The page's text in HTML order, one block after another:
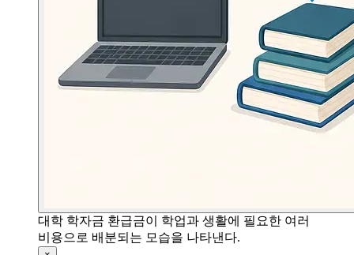
대학 학자금 환급금이 학업과 생활에 필요한 여러
비용으로 배분되는 모습을 나타낸다.